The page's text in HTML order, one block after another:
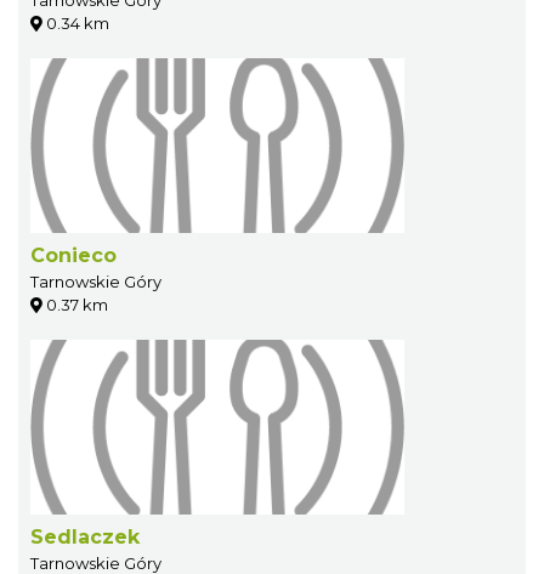
0.34 km
Conieco
Tarnowskie Góry
0.37 km
Sedlaczek
Tarnowskie Góry